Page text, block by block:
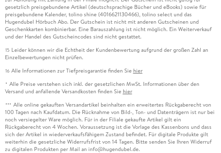
gesetzlich preisgebundene Artikel (deutschsprachige Bücher und eBooks) sowie für
preisgebundene Kalender, tolino shine (4016621130466), tolino select und das
Hugendubel Hörbuch Abo. Der Gutschein ist nicht mit anderen Gutscheinen und
Geschenkkarten kombinierbar. Eine Barauszahlung ist nicht möglich. Ein Weiterverkauf
und der Handel des Gutscheincodes sind nicht gestattet.
15 Leider können wir die Echtheit der Kundenbewertung aufgrund der großen Zahl an
Einzelbewertungen nicht prüfen.
16 Alle Informationen zur Tiefpreisgarantie finden Sie hier
* Alle Preise verstehen sich inkl. der gesetzlichen MwSt. Informationen über den
Versand und anfallende Versandkosten finden Sie hier
*** Alle online gekauften Versandartikel beinhalten ein erweitertes Rückgaberecht von
100 Tagen nach Kaufdatum. Die Rücknahme von Bild-, Ton- und Datenträgern ist nur bei
noch versiegelter Ware möglich. Für in der Filiale gekaufte Artikel gilt ein
Rückgaberecht von 4 Wochen. Voraussetzung ist die Vorlage des Kassenbons und dass
sich der Artikel in wiederverkaufsfähigem Zustand befindet. Für digitale Produkte gilt
weiterhin die gesetzliche Widerrufsfrist von 14 Tagen. Bitte senden Sie Ihren Widerruf
zu digitalen Produkten per Mail an info@hugendubel.de.